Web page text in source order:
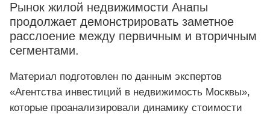
Рынок жилой недвижимости Анапы
продолжает демонстрировать заметное
расслоение между первичным и вторичным
сегментами.
Материал подготовлен по данным экспертов
«Агентства инвестиций в недвижимость Москвы»,
которые проанализировали динамику стоимости